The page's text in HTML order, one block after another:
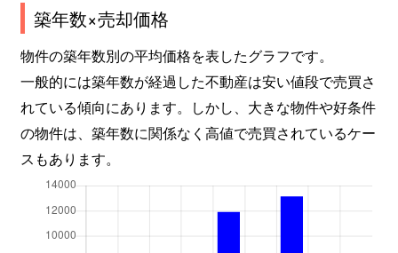
北根
390万円
北根
1,400万円
台原
北根
1,700万円
台原
北根
1,900万円
台原
北根
730万円
台原
北根
築年数×売却価格
物件の築年数別の平均価格を表したグラフです。
一般的には築年数が経過した不動産は安い値段で売買さ
れている傾向にあります。しかし、大きな物件や好条件
の物件は、築年数に関係なく高値で売買されているケー
スもあります。